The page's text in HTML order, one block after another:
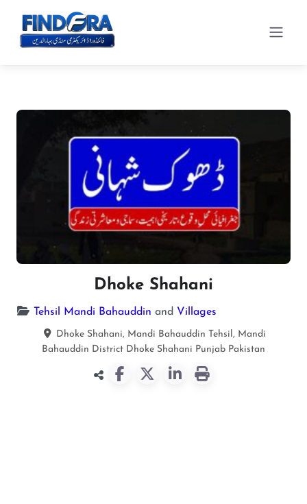
Dhoke Shahani
Tehsil Mandi Bahauddin and Villages
Dhoke Shahani, Mandi Bahauddin Tehsil, Mandi
Bahauddin District Dhoke Shahani Punjab Pakistan